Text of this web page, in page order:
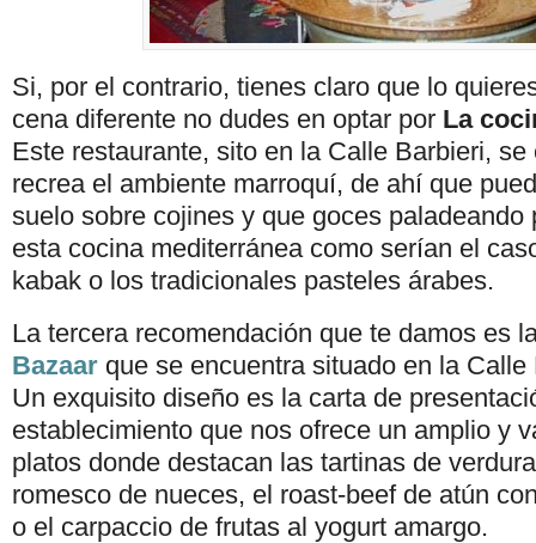
Si, por el contrario, tienes claro que lo
cena diferente no dudes en optar por La
Este restaurante, sito en la Calle Barbieri,
recrea el ambiente marroquí, de ahí que
suelo sobre cojines y que goces paladeando
esta cocina mediterránea como serían el
kabak o los tradicionales pasteles árabes.
La tercera recomendación que te damos es
Bazaar que se encuentra situado en la
Un exquisito diseño es la carta de
establecimiento que nos ofrece un amplio y
platos donde destacan las tartinas de
romesco de nueces, el roast-beef de atún
o el carpaccio de frutas al yogurt amargo.